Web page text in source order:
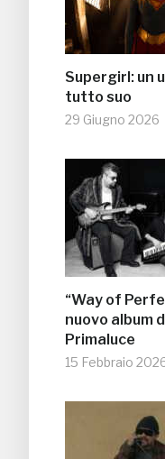
Supergirl: un
tutto suo
29 Giugno 2026
“Way of
nuovo album
Primaluce
15 Febbraio